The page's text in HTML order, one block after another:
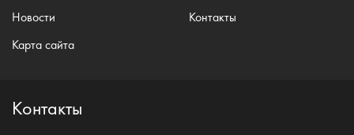
Новости
Карта сайта
Контакты
Контакты